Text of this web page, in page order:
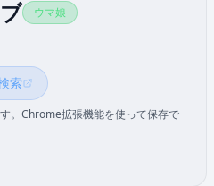
ウマ娘
索
。Chrome拡張機能を使って保存で